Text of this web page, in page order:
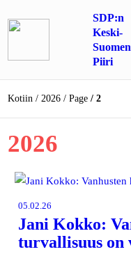
sisältöön
SDP:n
Keski-
Suomen
Piiri
Kotiin 2026 Page 2
2026
05.02.26
Jani Kokko:
turvallisuus on